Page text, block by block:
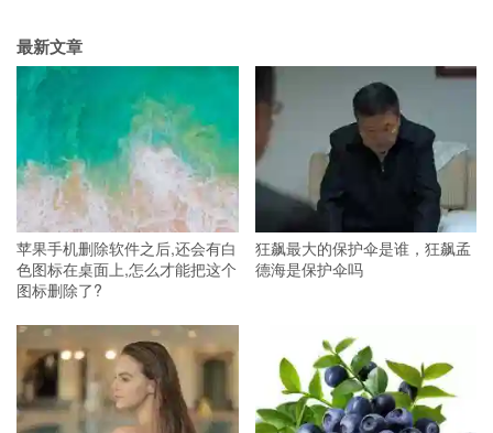
最新文章
苹果手机删除软件之后,还会有白
色图标在桌面上,怎么才能把这个
图标删除了?
狂飙最大的保护伞是谁，狂飙孟
德海是保护伞吗